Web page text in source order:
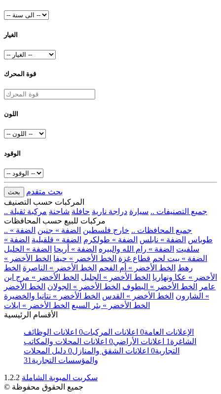
الغيار
قوة المحرك
اللون
الوقود
بحث
بحث متقدم
المركبات حسب التصنيف
.. جميع التصنيفات .. سيارة دراجة نارية حافلة شاحنة مركبة ثقيلة
مركبات للبيع حسب المحافظات
.. جميع المحافظات .. خارج فلسطين الضفة » جنين الضفة »
طوباس الضفة » نابلس الضفة » طولكرم الضفة » قلقيلية الضفة »
سلفيت الضفة » رام الله والبيره الضفة » أريحا الضفة » الخليل
الضفة » بيت لحم قطاع غزة الخط الأخضر » حيفا الخط الأخضر »
رهط الخط الأخضر » أم الفحم الخط الأخضر » الناصرة الخط
الأخضر » عكا ونهاريا الخط الأخضر » الجليل الخط الأخضر » مرج ابن
عامر
الخط الأخضر » البطوف الخط الأخضر » الجولان الخط الأخضر
» الشارون الخط الأخضر » القدس الخط الأخضر » نتانيا والخضيرة
الخط الأخضر » بئر السبع الخط الأخضر » ايلات
الأقسام الرئيسية
الإعلانات العامة0 اعلانات المركبات0 اعلانات الوظائف
الشاغرة 1 اعلانات الأراضي0 اعلانات المحلات والمكاتب
التجارية0 اعلانات الشقق والمنازل0 دليل المحلات
والمؤسسات التجارية 31
سكربت المبوبة الشاملة
© جميع الحقوق محفوظة